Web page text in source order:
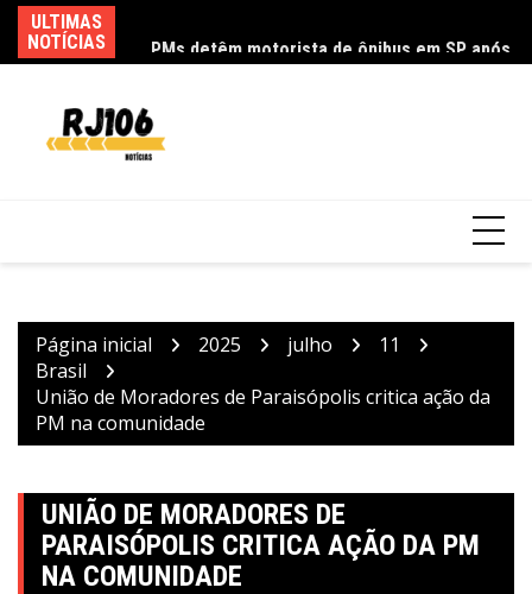
para
o
ULTIMAS
NOTÍCIAS
embala show
desentendimento no trânsito
Página inicial 2025 julho
11
Brasil
União de Moradores de Paraisópolis critica ação da
PM na comunidade
UNIÃO DE MORADORES DE
PARAISÓPOLIS CRITICA AÇÃO DA PM
NA COMUNIDADE